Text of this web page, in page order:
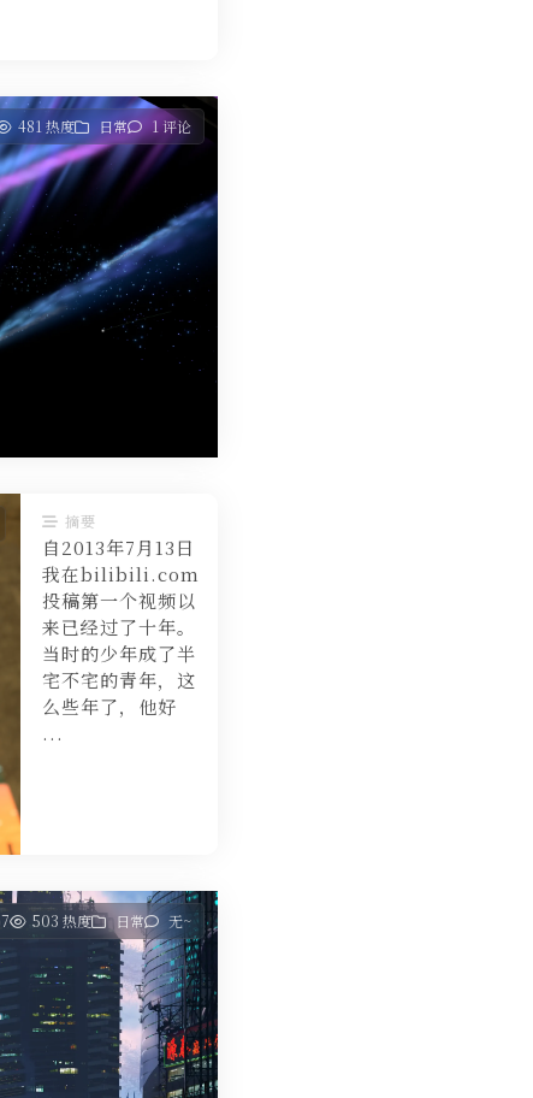
481 热度 日常 1 评论
摘要
自2013年7月13日
我在bilibili.com
投稿第一个视频以
来已经过了十年。
当时的少年成了半
宅不宅的青年，这
么些年了，他好
...
503 热度 日常 无~